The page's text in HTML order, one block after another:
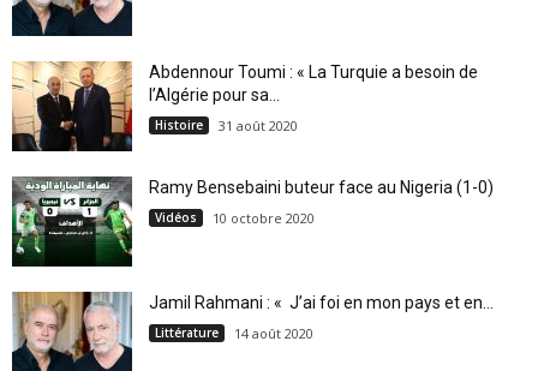
Abdennour Toumi : « La Turquie a besoin de
l’Algérie pour sa...
Histoire 31 août 2020
Ramy Bensebaini buteur face au Nigeria (1-0)
Vidéos 10 octobre 2020
Jamil Rahmani : « J’ai foi en mon pays et en...
Littérature 14 août 2020